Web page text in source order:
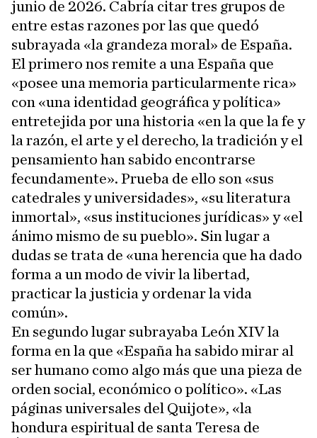
junio de 2026. Cabría citar tres grupos de
entre estas razones por las que quedó
subrayada «la grandeza moral» de España.
El primero nos remite a una España que
«posee una memoria particularmente rica»
con «una identidad geográfica y política»
entretejida por una historia «en la que la fe y
la razón, el arte y el derecho, la tradición y el
pensamiento han sabido encontrarse
fecundamente». Prueba de ello son «sus
catedrales y universidades», «su literatura
inmortal», «sus instituciones jurídicas» y «el
ánimo mismo de su pueblo». Sin lugar a
dudas se trata de «una herencia que ha dado
forma a un modo de vivir la libertad,
practicar la justicia y ordenar la vida
común».
En segundo lugar subrayaba León XIV la
forma en la que «España ha sabido mirar al
ser humano como algo más que una pieza de
orden social, económico o político». «Las
páginas universales del Quijote», «la
hondura espiritual de santa Teresa de